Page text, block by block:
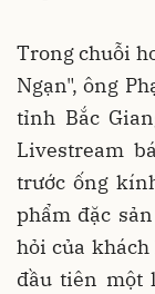
Trong chuỗi
Ngạn", ông
tỉnh Bắc
Livestream
trước ống
phẩm đặc
hỏi của
đầu tiên một